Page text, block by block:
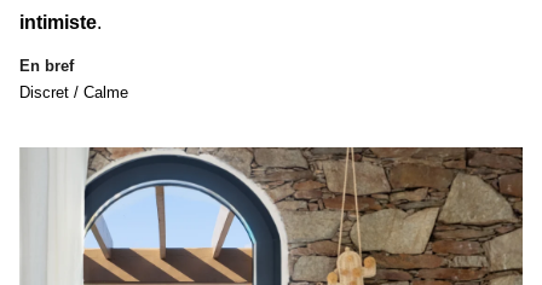
intimiste.
En bref
Discret / Calme